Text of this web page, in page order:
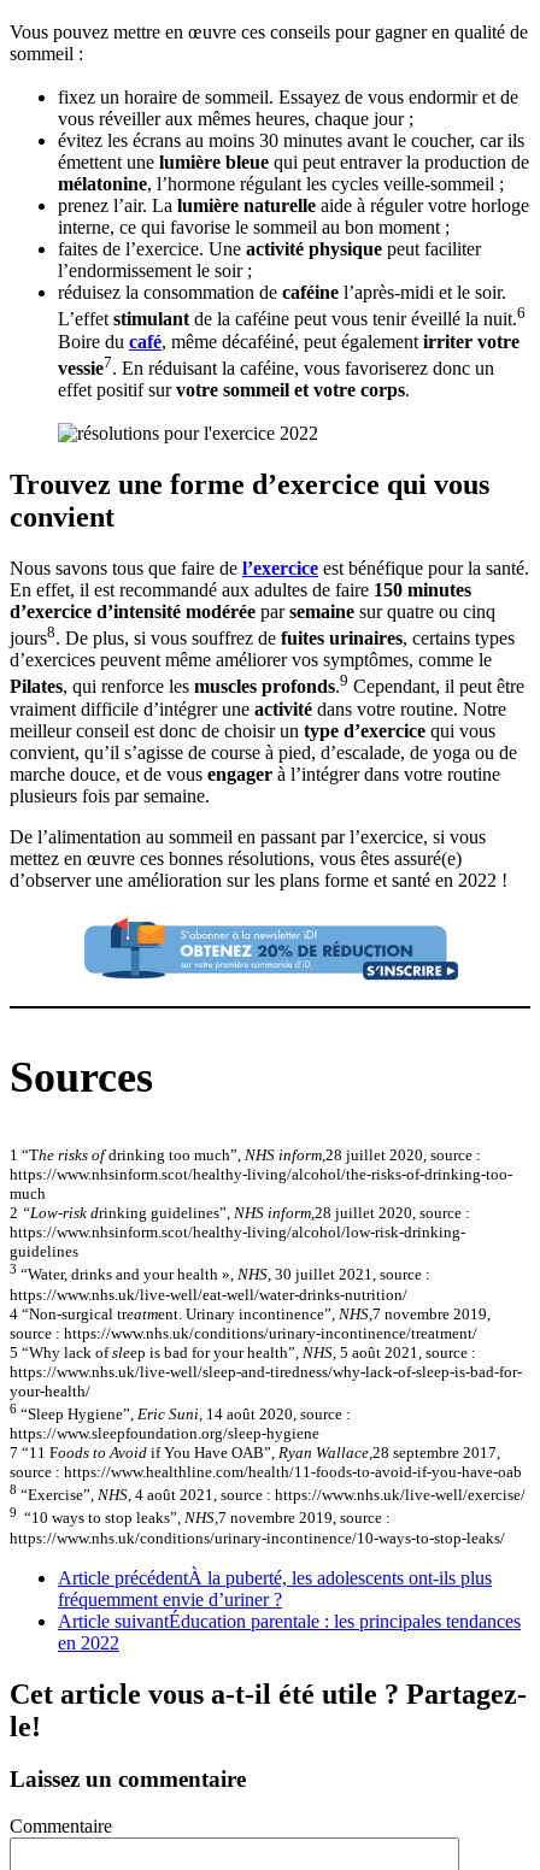
Vous pouvez mettre en œuvre ces conseils pour gagner en qualité de
sommeil :
fixez un horaire de sommeil. Essayez de vous endormir et de
vous réveiller aux mêmes heures, chaque jour ;
évitez les écrans au moins 30 minutes avant le coucher, car ils
émettent une lumière bleue qui peut entraver la production de
mélatonine, l’hormone régulant les cycles veille-sommeil ;
prenez l’air. La lumière naturelle aide à réguler votre horloge
interne, ce qui favorise le sommeil au bon moment ;
faites de l’exercice. Une activité physique peut faciliter
l’endormissement le soir ;
réduisez la consommation de caféine l’après-midi et le soir.
L’effetstimulantde la caféine peut vous tenir éveillé la nuit.6
Boire du café, même décaféiné, peut également irriter votre
vessie7. En réduisant la caféine, vous favoriserez donc un
effet positif survotre sommeil et votre corps.
Trouvez une forme d’exercice qui vous
convient
Nous savons tous que faire de l’exercice est bénéfique pour la santé.
En effet, il est recommandé aux adultes de faire 150 minutes
d’exercice d’intensité modérée parsemaine sur quatre ou cinq
jours8. De plus, si vous souffrez de fuites urinaires, certains types
d’exercices peuvent même améliorer vos symptômes, comme le
Pilates, qui renforce les muscles profonds.9 Cependant, il peut être
vraiment difficile d’intégrer une activité dans votre routine. Notre
meilleur conseil est donc de choisir un type d’exercice qui vous
convient, qu’il s’agisse de course à pied, d’escalade, de yoga ou de
marche douce, et de vous engager à l’intégrer dans votre routine
plusieurs fois par semaine.
De l’alimentation au sommeil en passant par l’exercice, si vous
mettez en œuvre ces bonnes résolutions, vous êtes assuré(e)
d’observer une amélioration sur les plans forme et santé en 2022 !
Sources
1 “The risks ofdrinking too much”, NHS inform,28 juillet 2020, source :
https://www.nhsinform.scot/healthy-living/alcohol/the-risks-of-drinking-too-
much
2 “Low-risk drinking guidelines”, NHS inform,28 juillet 2020, source :
https://www.nhsinform.scot/healthy-living/alcohol/low-risk-drinking-
guidelines
3 “Water, drinks and your health », NHS, 30 juillet 2021, source :
https://www.nhs.uk/live-well/eat-well/water-drinks-nutrition/
4 “Non-surgical treatment. Urinary incontinence”, NHS, 7 novembre 2019,
source : https://www.nhs.uk/conditions/urinary-incontinence/treatment/
5 “Why lack ofsleep is bad for your health”, NHS, 5 août 2021, source :
https://www.nhs.uk/live-well/sleep-and-tiredness/why-lack-of-sleep-is-bad-for-
your-health/
6 “Sleep Hygiene”, Eric Suni, 14 août 2020, source :
https://www.sleepfoundation.org/sleep-hygiene
7 “11 Foods to Avoid if You Have OAB”, Ryan Wallace,28 septembre 2017,
source : https://www.healthline.com/health/11-foods-to-avoid-if-you-have-oab
8 “Exercise”, NHS, 4 août 2021, source : https://www.nhs.uk/live-well/exercise/
9 “10 ways to stop leaks”, NHS,7 novembre 2019, source :
https://www.nhs.uk/conditions/urinary-incontinence/10-ways-to-stop-leaks/
Article précédentÀ la puberté, les adolescents ont-ils plus
fréquemment envie d’uriner ?
Article suivantÉducation parentale : les principales tendances
en 2022
Cet article vous a-t-il été utile ? Partagez-
le!
Laissez un commentaire
Commentaire